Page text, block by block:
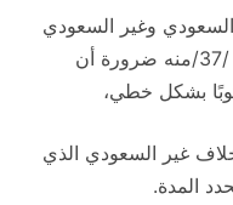
وغير السعودي
وقد أوجب نظام العمل وفق المادة /37/منه ضرورة أن
بشكل خطي،
غير السعودي الذي
المدة.